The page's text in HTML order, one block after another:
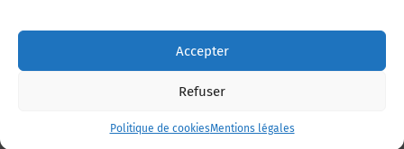
Accepter
Refuser
Politique de cookiesMentions légales
Politique de cookies (UE)